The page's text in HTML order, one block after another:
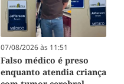
07/08/2026 às 11:51
Falso médico é preso
enquanto atendia criança